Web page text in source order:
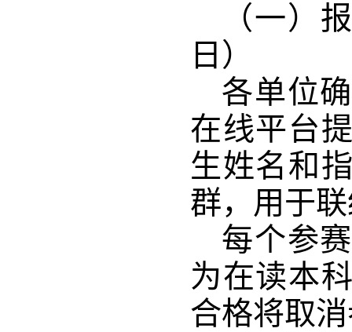
（一）
日）
各单位
在线平台
生姓名和
群，用于
每个参
为在读本
合格将取